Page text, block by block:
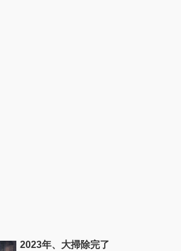
2023年、大掃除完了